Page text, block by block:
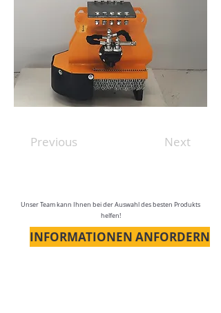
Previous Next
Unser Team kann Ihnen bei der Auswahl des besten Produkts
helfen!
INFORMATIONEN ANFORDERN